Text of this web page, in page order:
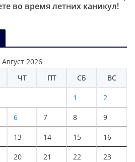
во время летних каникул!
Август 2026
ЧТ ПТ СБ ВС
1 2
6 7 8 9
13 14 15 16
20 21 22 23